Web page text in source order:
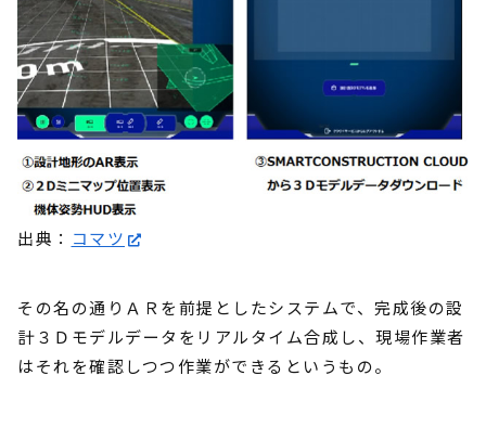
出典： コマツ
その名の通りＡＲを前提としたシステムで、完成後の設
計３Ｄモデルデータをリアルタイム合成し、現場作業者
はそれを確認しつつ作業ができるというもの。